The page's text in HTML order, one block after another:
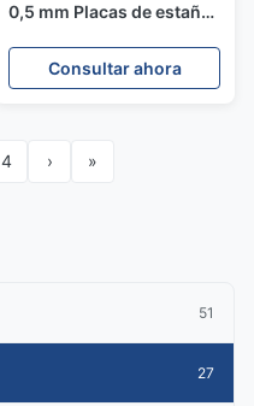
0,5 mm Placas de estaño
para contenedores de
latas de alimentos
Consultar ahora
4 › »
51
27